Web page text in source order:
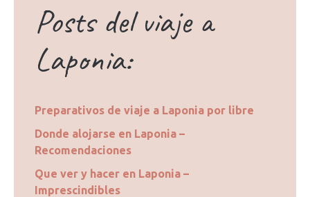
Posts del viaje a
Laponia:
Preparativos de viaje a Laponia por libre
Donde alojarse en Laponia –
Recomendaciones
Que ver y hacer en Laponia –
Imprescindibles